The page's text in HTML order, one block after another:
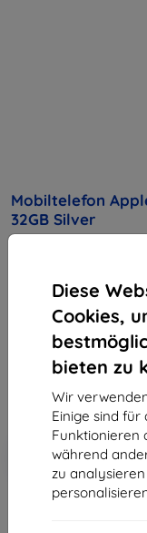
Diese
Cookies,
bieten zu
Wir
Einige sind
Funktionieren
während
zu
Mobiltelefon
32GB Silver
Kaufen Sie
Rabatt
Endpreis
261,90 €
235,71 €
-10%
Rabatt
EXTRA10